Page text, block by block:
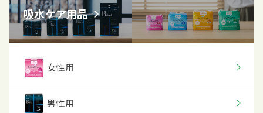
吸水ケア用品
女性用
男性用